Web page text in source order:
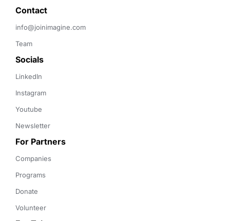
Contact
info@joinimagine.com
Team
Socials
LinkedIn
Instagram
Youtube
Newsletter
For Partners
Companies
Programs
Donate
Volunteer